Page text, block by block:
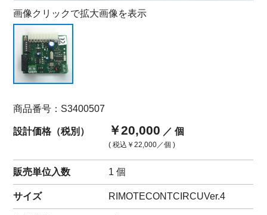
画像クリックで拡大画像を表示
商品番号：S3400507
設計価格（税別） ￥20,000 ／ 個
( 税込 ￥22,000／個 )
販売単位入数 1 個
サイズ RIMOTECONTCIRCUVer.4